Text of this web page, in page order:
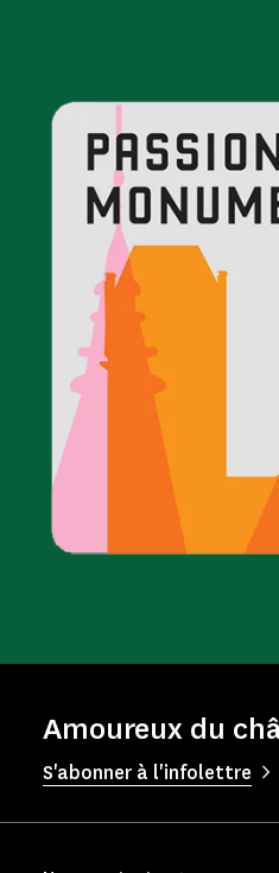
Amoureux du
S'abonner à l'infolettre